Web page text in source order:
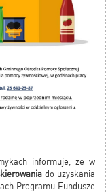
informuje, że w
do uzyskania
Programu Fundusze